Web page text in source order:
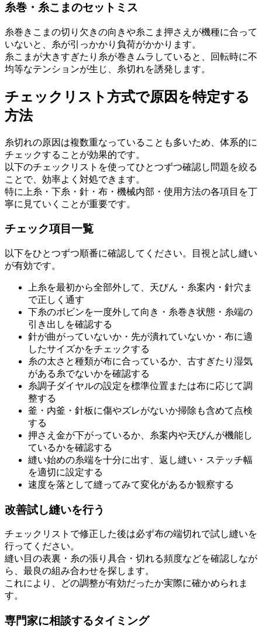
糸巻・糸こまのセットミス
糸巻きこまの切り欠きの向きや糸こま押さえが機種に合って
いないと、糸が引っかかり負荷がかかります。
糸こまが大きすぎたり糸が巻きムラしていると、回転時に不
均等なテンションが生じ、糸切れを誘発します。
チェックリスト方式で原因を特定する
方法
糸切れの原因は複数重なっていることも多いため、体系的に
チェックすることが効果的です。
以下のチェックリストを使ってひとつずつ確認し問題を絞る
ことで、効率よく対処できます。
特に上糸・下糸・針・布・機械内部・使用方法の各項目を丁
寧に見ていくことが重要です。
チェック項目一覧
以下をひとつずつ順番に確認してください。目視と試し縫い
が有効です。
上糸を最初から全部外して、天びん・糸案内・針穴ま
で正しく通す
下糸のボビンを一度外して向き・糸巻き状態・糸端の
引き出しを確認する
針が曲がっていないか・先が潰れていないか・布に適
したサイズかをチェックする
糸の太さと種類が布に合っているか、古すぎたり湿気
がある糸でないかを確認する
糸調子ダイヤルの設定を標準位置または布に応じて調
整する
釜・内釜・針板に傷やズレがないか掃除も含めて点検
する
押さえ金が下がっているか、糸案内や天びんが機能し
ているかを確認する
縫い始めの糸端を十分に出す、返し縫い・ステッチ幅
を適切に設定する
速度を落として縫ってみて変化があるか観察する
改善試し縫いを行う
チェックリストで修正した後は必ず布の端切れで試し縫いを
行ってください。
縫い目の表裏・糸の張り具合・切れる頻度などを確認しなが
ら、最良の組み合わせを探します。
これにより、どの調整が有効だったか実際に確かめられま
す。
専門家に相談するタイミング